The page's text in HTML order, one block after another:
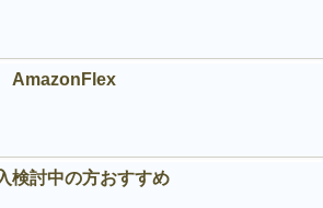
AmazonFlex
討中の方おすすめ